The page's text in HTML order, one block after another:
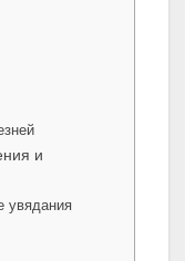
и
увядания